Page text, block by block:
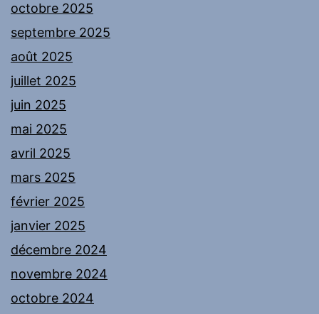
octobre 2025
septembre 2025
août 2025
juillet 2025
juin 2025
mai 2025
avril 2025
mars 2025
février 2025
janvier 2025
décembre 2024
novembre 2024
octobre 2024